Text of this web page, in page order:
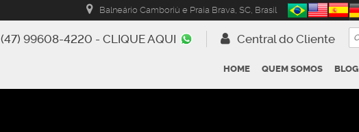
Balneário Camboriú e Praia Brava, SC, Brasil
Central do Cliente
(47) 99608-4220 - CLIQUE AQUI
BLOG
QUEM SOMOS
HOME